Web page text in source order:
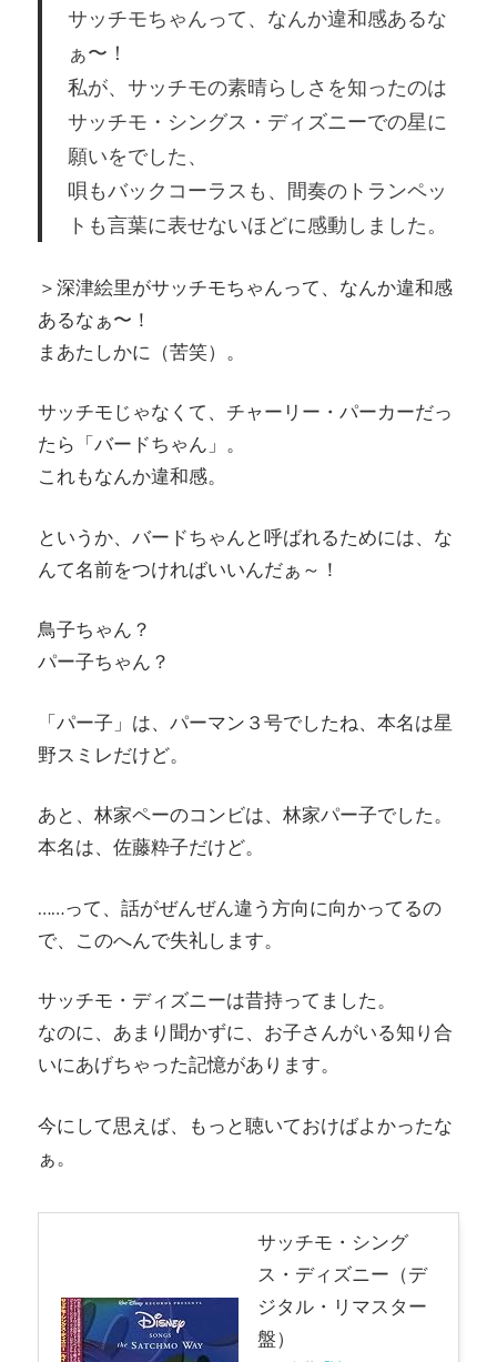
サッチモちゃんって、なんか違和感あるな
ぁ〜！
私が、サッチモの素晴らしさを知ったのは
サッチモ・シングス・ディズニーでの星に
願いをでした、
唄もバックコーラスも、間奏のトランペッ
トも言葉に表せないほどに感動しました。
＞深津絵里がサッチモちゃんって、なんか違和感
あるなぁ〜！
まあたしかに（苦笑）。
サッチモじゃなくて、チャーリー・パーカーだっ
たら「バードちゃん」。
これもなんか違和感。
というか、バードちゃんと呼ばれるためには、な
んて名前をつければいいんだぁ～！
鳥子ちゃん？
パー子ちゃん？
「パー子」は、パーマン３号でしたね、本名は星
野スミレだけど。
あと、林家ペーのコンビは、林家パー子でした。
本名は、佐藤粋子だけど。
……って、話がぜんぜん違う方向に向かってるの
で、このへんで失礼します。
サッチモ・ディズニーは昔持ってました。
なのに、あまり聞かずに、お子さんがいる知り合
いにあげちゃった記憶があります。
今にして思えば、もっと聴いておけばよかったな
ぁ。
サッチモ・シング
ス・ディズニー（デ
ジタル・リマスター
盤）